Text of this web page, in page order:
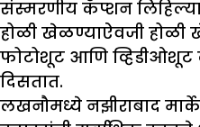
संस्मरणीय कॅप्शन
होळी खेळण्याऐवजी
फोटोशूट आणि
दिसतात.
लखनौमध्ये नझीराबाद